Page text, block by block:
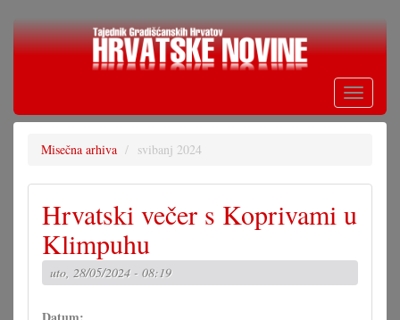
Skoči
Toggle
Misečna arhiva svibanj 2024
Hrvatski večer s Koprivami u
Klimpuhu
uto, 28/05/2024 - 08:19